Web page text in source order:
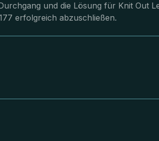
und die Lösung für Knit Out
erfolgreich abzuschließen.